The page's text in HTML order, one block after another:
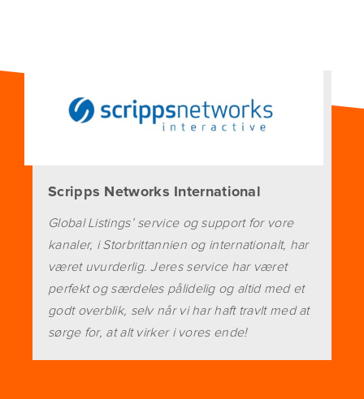
Scripps Networks International
Global Listings’ service og support for vore
kanaler, i Storbrittannien og internationalt, har
været uvurderlig. Jeres service har været
perfekt og særdeles pålidelig og altid med et
godt overblik, selv når vi har haft travlt med at
sørge for, at alt virker i vores ende!